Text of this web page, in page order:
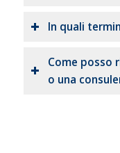
In quali
Come posso
o una